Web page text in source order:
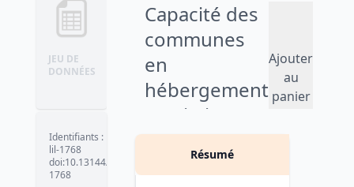
JEU DE
DONNÉES
Capacité des
communes
en
hébergement
touristique -
2025
Ajouter
au
panier
Identifiants :
lil-1768
doi:10.13144/lil-
1768
Résumé